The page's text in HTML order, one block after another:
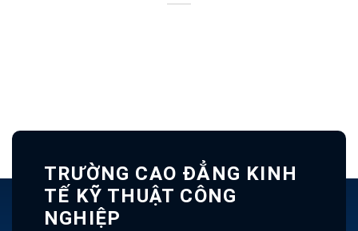
TRƯỜNG CAO ĐẲNG KINH
TẾ KỸ THUẬT CÔNG
NGHIỆP